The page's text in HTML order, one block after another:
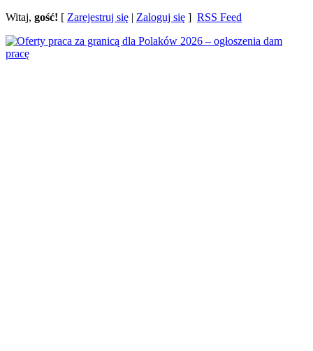
Witaj, gość! [ Zarejestruj się | Zaloguj się ] RSS Feed